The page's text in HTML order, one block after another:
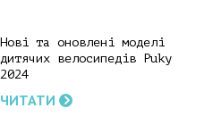
Нові та оновлені моделі
дитячих велосипедів Puky
2024
ЧИТАТИ